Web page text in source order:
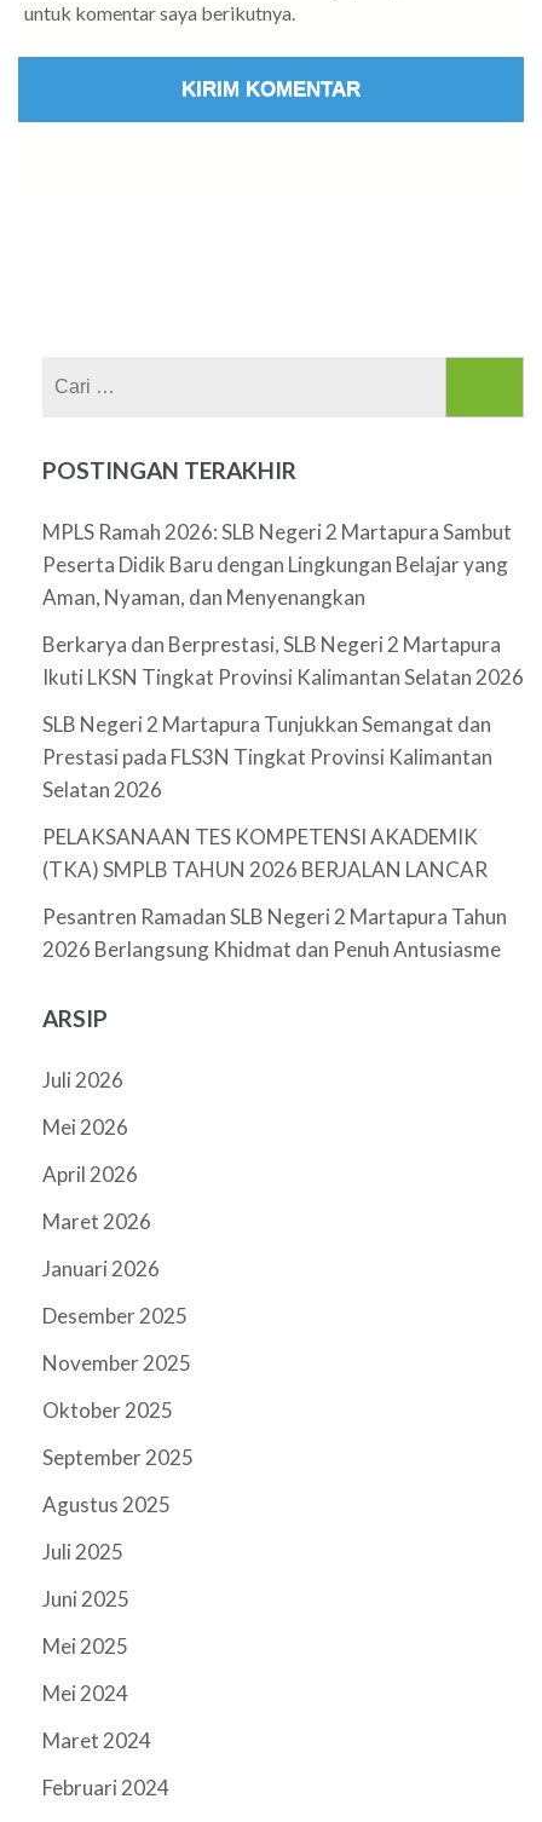
untuk komentar saya berikutnya.
POSTINGAN TERAKHIR
MPLS Ramah 2026: SLB Negeri 2 Martapura Sambut
Peserta Didik Baru dengan Lingkungan Belajar yang
Aman, Nyaman, dan Menyenangkan
Berkarya dan Berprestasi, SLB Negeri 2 Martapura
Ikuti LKSN Tingkat Provinsi Kalimantan Selatan 2026
SLB Negeri 2 Martapura Tunjukkan Semangat dan
Prestasi pada FLS3N Tingkat Provinsi Kalimantan
Selatan 2026
PELAKSANAAN TES KOMPETENSI AKADEMIK
(TKA) SMPLB TAHUN 2026 BERJALAN LANCAR
Pesantren Ramadan SLB Negeri 2 Martapura Tahun
2026 Berlangsung Khidmat dan Penuh Antusiasme
ARSIP
Juli 2026
Mei 2026
April 2026
Maret 2026
Januari 2026
Desember 2025
November 2025
Oktober 2025
September 2025
Agustus 2025
Juli 2025
Juni 2025
Mei 2025
Mei 2024
Maret 2024
Februari 2024